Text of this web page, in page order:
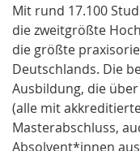
Mit rund 17.100
die zweitgrößte
die größte
Deutschlands. Die
Ausbildung, die
(alle mit
Masterabschluss,
Absolvent*innen